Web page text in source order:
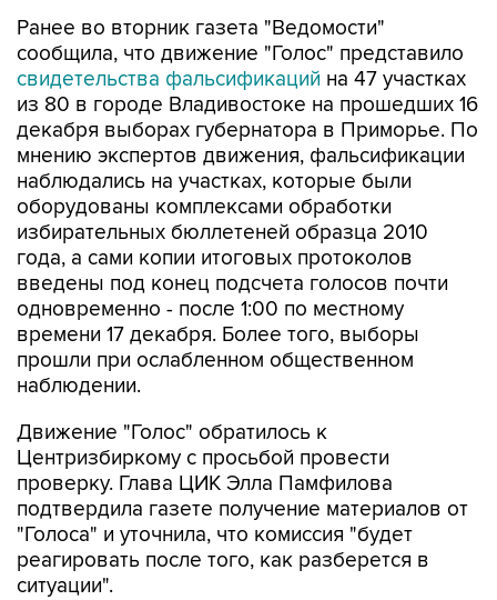
Ранее во вторник газета "Ведомости"
сообщила, что движение "Голос" представило
свидетельства фальсификаций на 47 участках
из 80 в городе Владивостоке на прошедших 16
декабря выборах губернатора в Приморье. По
мнению экспертов движения, фальсификации
наблюдались на участках, которые были
оборудованы комплексами обработки
избирательных бюллетеней образца 2010
года, а сами копии итоговых протоколов
введены под конец подсчета голосов почти
одновременно - после 1:00 по местному
времени 17 декабря. Более того, выборы
прошли при ослабленном общественном
наблюдении.
Движение "Голос" обратилось к
Центризбиркому с просьбой провести
проверку. Глава ЦИК Элла Памфилова
подтвердила газете получение материалов от
"Голоса" и уточнила, что комиссия "будет
реагировать после того, как разберется в
ситуации".